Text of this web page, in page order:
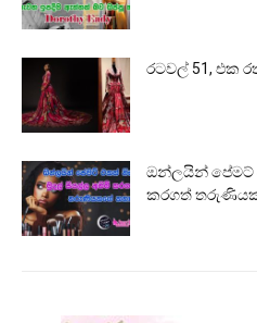
රටවල් 51, එක
ඔන්ලයින් පේමට්
කරගත්